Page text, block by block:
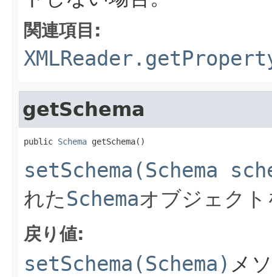
関連項目:
getSchema
public Schema getSchema()
setSchema(Schema
れたSchemaオブジェク
戻り値:
setSchema(Schema) メ